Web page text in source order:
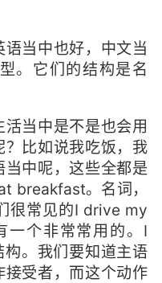
当中也好，中文当
。它们的结构是名
当中是不是也会用
比如说我吃饭，我
中呢，这些全都是
breakfast。名词，
很常见的I drive my
一个非常常用的。I
。我们要知道主语
受者，而这个动作